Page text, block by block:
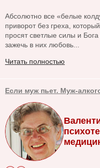
Абсолютно все «белые
приворот без греха,
просят светлые силы и
зажечь в них любовь...
Читать полностью
Если муж пьет. Муж-